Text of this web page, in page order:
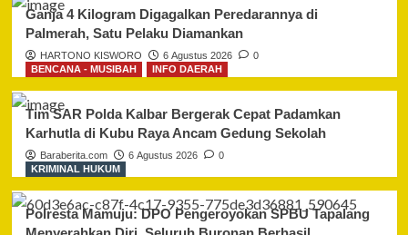
Ganja 4 Kilogram Digagalkan Peredarannya di
Palmerah, Satu Pelaku Diamankan
HARTONO KISWORO 6 Agustus 2026
0
BENCANA - MUSIBAH
INFO DAERAH
Tim SAR Polda Kalbar Bergerak Cepat Padamkan
Karhutla di Kubu Raya Ancam Gedung Sekolah
Baraberita.com 6 Agustus 2026
0
KRIMINAL HUKUM
Polresta Mamuju: DPO Pengeroyokan SPBU Tapalang